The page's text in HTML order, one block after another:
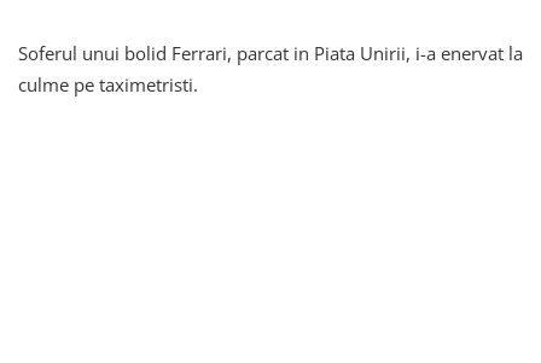
Soferul unui bolid Ferrari, parcat in Piata Unirii, i-a enervat la
culme pe taximetristi.